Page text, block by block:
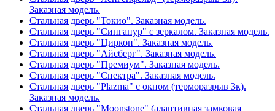
Заказная модель.
Стальная дверь "Токио". Заказная модель.
Стальная дверь "Сингапур" с зеркалом. Заказная модель.
Стальная дверь "Циркон". Заказная модель.
Стальная дверь "Айсберг". Заказная модель.
Стальная дверь "Премиум". Заказная модель.
Стальная дверь "Спектра". Заказная модель.
Стальная дверь "Plazma" с окном (терморазрыв 3к).
Заказная модель.
Стальная дверь "Moonstone" (адаптивная замковая